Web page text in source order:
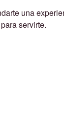
una
servirte.